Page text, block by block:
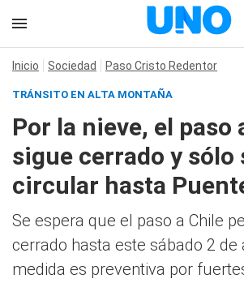
Inicio Sociedad Paso Cristo Redentor
TRÁNSITO EN ALTA MONTAÑA
Por la nieve, el paso
sigue cerrado y sólo
circular hasta
Se espera que el paso a Chile
cerrado hasta este sábado 2 de
medida es preventiva por